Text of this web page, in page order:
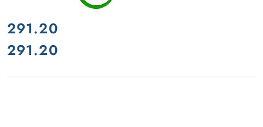
cena:
291.20
Cena:
291.20